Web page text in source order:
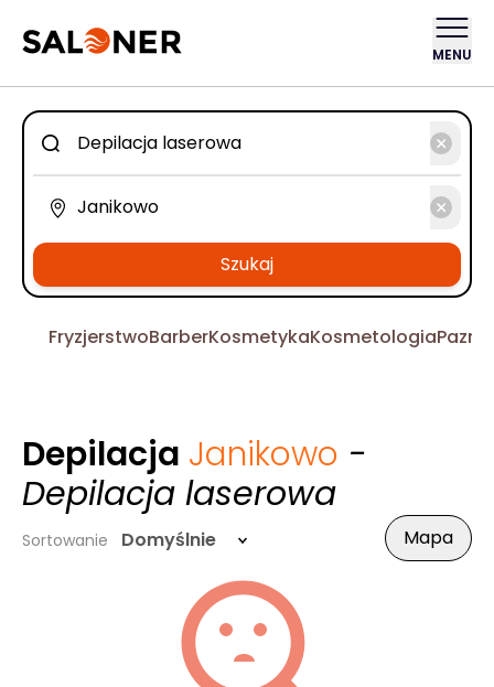
MENU
Szukaj
FryzjerstwoBarberKosmetykaKosmetologia
Depilacja Janikowo -
Depilacja laserowa
Sortowanie Domyślnie Mapa